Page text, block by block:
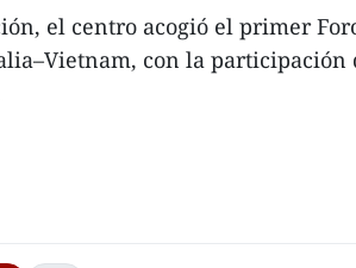
el centro acogió el primer
con la participación